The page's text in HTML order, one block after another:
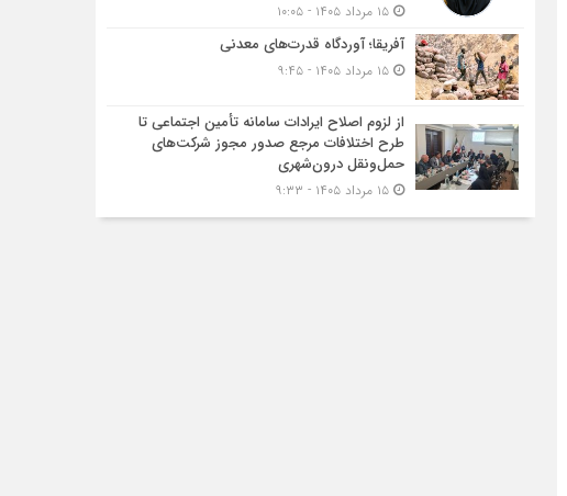
۱۵ مرداد ۱۴۰۵ - ۱۰:۰۵
آفریقا؛ آوردگاه قدرت‌های معدنی
۱۵ مرداد ۱۴۰۵ - ۹:۴۵
از لزوم اصلاح ایرادات سامانه تأمین اجتماعی تا
طرح اختلافات مرجع صدور مجوز شرکت‌های
حمل‌ونقل درون‌شهری
۱۵ مرداد ۱۴۰۵ - ۹:۳۳